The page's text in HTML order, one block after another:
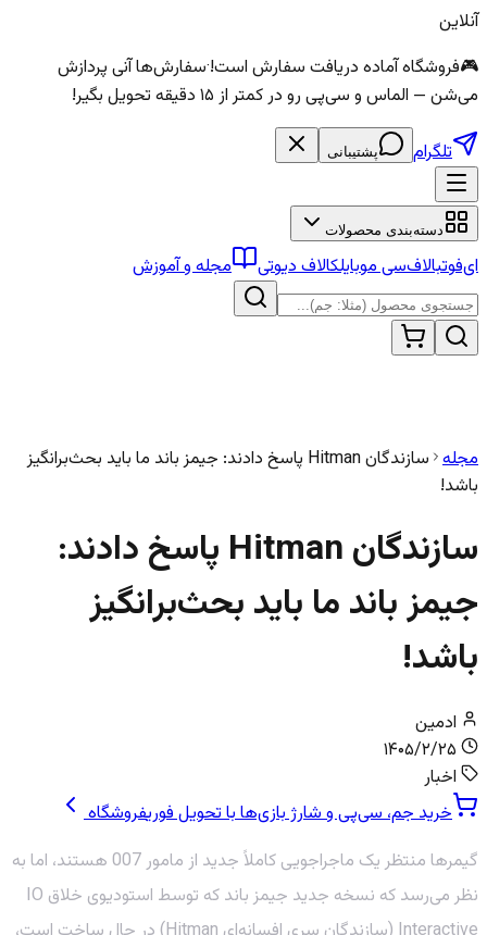
آنلاین
🎮فروشگاه آماده دریافت سفارش است!·سفارش‌ها آنی پردازش
می‌شن — الماس و سی‌پی رو در کمتر از ۱۵ دقیقه تحویل بگیر!
تلگرام پشتیبانی
دسته‌بندی محصولات
ای‌فوتبالاف‌سی موبایلکالاف دیوتی مجله و آموزش
مجله
سازندگان Hitman پاسخ دادند: جیمز باند ما باید بحث‌برانگیز
باشد!
سازندگان Hitman پاسخ دادند:
جیمز باند ما باید بحث‌برانگیز
باشد!
ادمین
۱۴۰۵/۲/۲۵
اخبار
خرید جم، سی‌پی و شارژ بازی‌ها با تحویل فوریفروشگاه
گیمرها منتظر یک ماجراجویی کاملاً جدید از مامور 007 هستند، اما به
نظر می‌رسد که نسخه جدید جیمز باند که توسط استودیوی خلاق IO